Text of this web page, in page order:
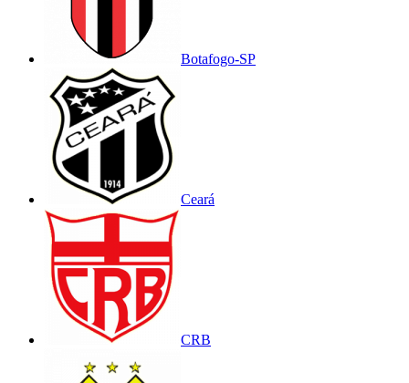
Botafogo-SP
Ceará
CRB